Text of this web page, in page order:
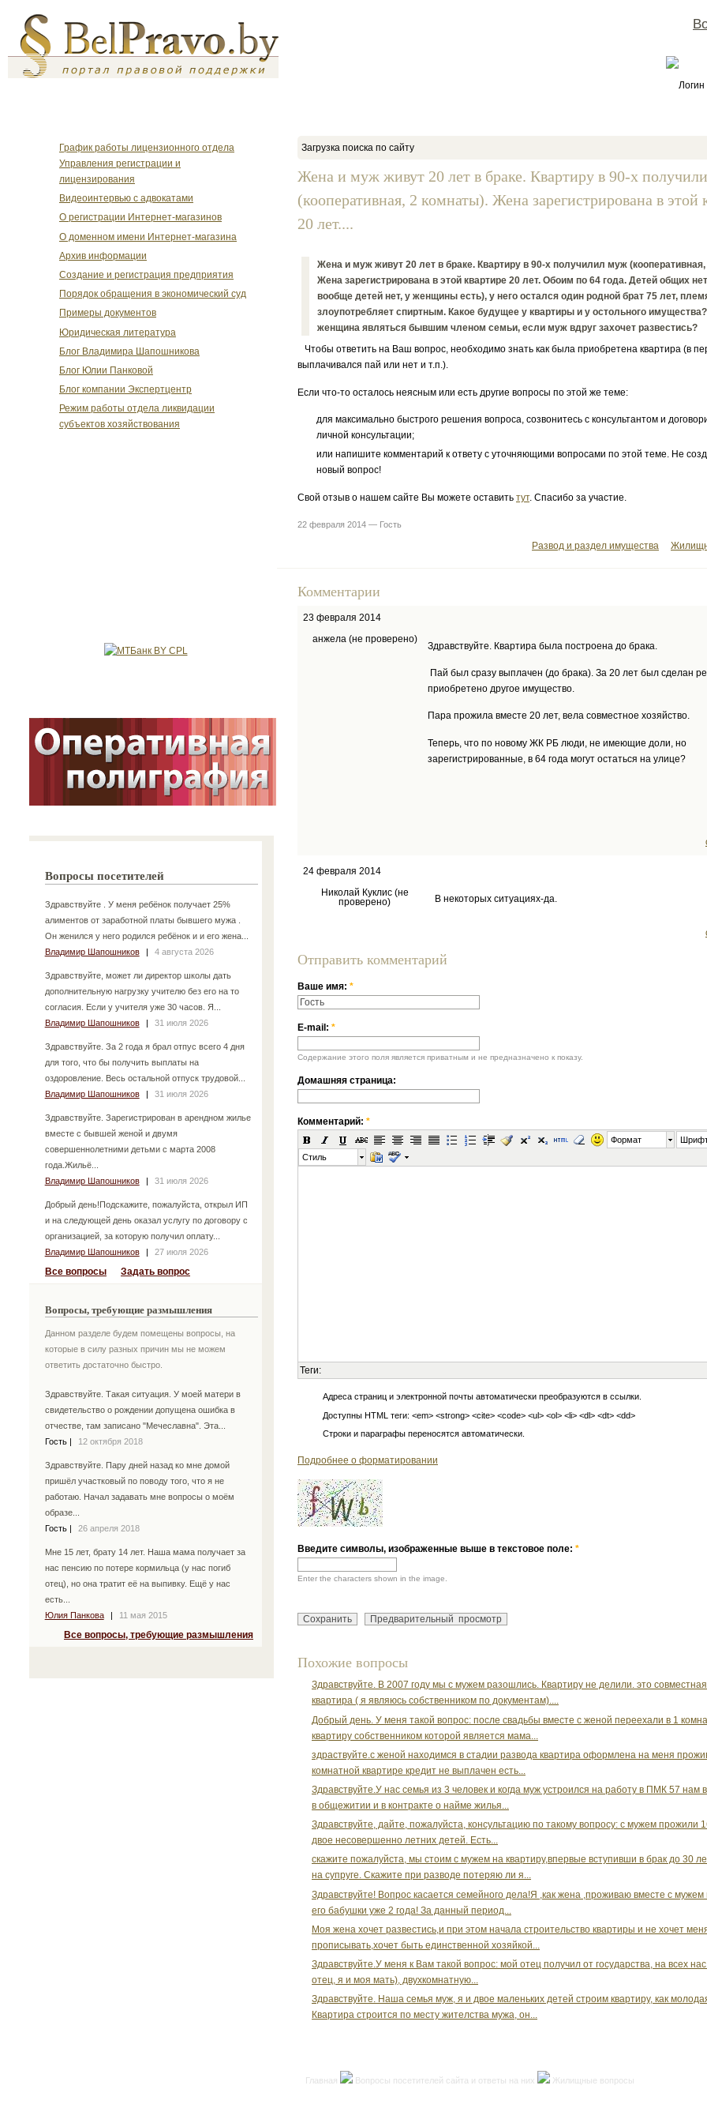
Логин
График работы лицензионного отдела
Управления регистрации и
лицензирования
Видеоинтервью с адвокатами
О регистрации Интернет-магазинов
О доменном имени Интернет-магазина
Архив информации
Создание и регистрация предприятия
Порядок обращения в экономический суд
Примеры документов
Юридическая литература
Блог Владимира Шапошникова
Блог Юлии Панковой
Блог компании Экспертцентр
Режим работы отдела ликвидации
субъектов хозяйствования
Вопросы посетителей
Здравствуйте . У меня ребёнок получает 25%
алиментов от заработной платы бывшего мужа .
Он женился у него родился ребёнок и и его жена...
Владимир Шапошников
| 4 августа 2026
Здравствуйте, может ли директор школы дать
дополнительную нагрузку учителю без его на то
согласия. Если у учителя уже 30 часов. Я...
Владимир Шапошников
| 31 июля 2026
Здравствуйте. За 2 года я брал отпус всего 4 дня
для того, что бы получить выплаты на
оздоровление. Весь остальной отпуск трудовой...
Владимир Шапошников
| 31 июля 2026
Здравствуйте. Зарегистрирован в арендном жилье
вместе с бывшей женой и двумя
совершеннолетними детьми с марта 2008
года.Жильё...
Владимир Шапошников
| 31 июля 2026
Добрый день!Подскажите, пожалуйста, открыл ИП
и на следующей день оказал услугу по договору с
организацией, за которую получил оплату...
Владимир Шапошников
| 27 июля 2026
Все вопросы Задать вопрос
Вопросы, требующие размышления
Данном разделе будем помещены вопросы, на
которые в силу разных причин мы не можем
ответить достаточно быстро.
Здравствуйте. Такая ситуация. У моей матери в
свидетельство о рождении допущена ошибка в
отчестве, там записано "Мечеславна". Эта...
Гость
12 октября 2018
Здравствуйте. Пару дней назад ко мне домой
пришёл участковый по поводу того, что я не
работаю. Начал задавать мне вопросы о моём
образе...
Гость
26 апреля 2018
Мне 15 лет, брату 14 лет. Наша мама получает за
нас пенсию по потере кормильца (у нас погиб
отец), но она тратит её на выпивку. Ещё у нас
есть...
Юлия Панкова
11 мая 2015
Все вопросы, требующие размышления
Загрузка поиска по сайту
Жена и муж живут 20 лет в браке. Квартиру в 90-х
(кооперативная, 2 комнаты). Жена зарегистрирована в этой
20 лет....
Жена и муж живут 20 лет в браке. Квартиру в 90-х получилил муж
Жена зарегистрирована в этой квартире 20 лет. Обоим по 64 года. Детей общих
вообще детей нет, у женщины есть), у него остался один родной брат 75 лет,
злоупотребляет спиртным. Какое будущее у квартиры и у остольного
женщина являться бывшим членом семьи, если муж вдруг захочет развестись?
Чтобы ответить на Ваш вопрос, необходимо знать как была приобретена квартира (в
выплачивался пай или нет и т.п.).
Если что-то осталось неясным или есть другие вопросы по этой же теме:
для максимально быстрого решения вопроса, созвонитесь с консультантом и
личной консультации;
или напишите комментарий к ответу с уточняющими вопросами по этой теме. Не
новый вопрос!
Свой отзыв о нашем сайте Вы можете оставить тут. Спасибо за участие.
22 февраля 2014 — Гость
Развод и раздел имущества
Комментарии
23 февраля 2014
анжела (не проверено)
Здравствуйте. Квартира была построена до брака.
Пай был сразу выплачен (до брака). За 20 лет был сделан
приобретено другое имущество.
Пара прожила вместе 20 лет, вела совместное хозяйство.
Теперь, что по новому ЖК РБ люди, не имеющие доли, но
зарегистрированные, в 64 года могут остаться на улице?
24 февраля 2014
Николай Куклис (не
проверено)
В некоторых ситуациях-да.
Отправить комментарий
Ваше имя: *
E-mail: *
Содержание этого поля является приватным и не предназначено к показу.
Домашняя страница:
Комментарий: *
Формат
Стиль
Теги:
Адреса страниц и электронной почты автоматически преобразуются в ссылки.
Доступны HTML теги: <em> <strong> <cite> <code> <ul> <ol> <li> <dl> <dt> <dd>
Строки и параграфы переносятся автоматически.
Подробнее о форматировании
Введите символы, изображенные выше в текстовое поле: *
Enter the characters shown in the image.
Похожие вопросы
Здравствуйте. В 2007 году мы с мужем разошлись. Квартиру не делили. это
квартира ( я являюсь собственником по документам)....
Добрый день. У меня такой вопрос: после свадьбы вместе с женой переехали в 1
квартиру собственником которой является мама...
здраствуйте.с женой находимся в стадии развода квартира оформлена на меня
комнатной квартире кредит не выплачен есть...
Здравствуйте.У нас семья из 3 человек и когда муж устроился на работу в ПМК 57 нам
в общежитии и в контракте о найме жилья...
Здравствуйте, дайте, пожалуйста, консультацию по такому вопросу: с мужем прожили
двое несовершенно летних детей. Есть...
скажите пожалуйста, мы стоим с мужем на квартиру,впервые вступивши в брак до 30
на супруге. Скажите при разводе потеряю ли я...
Здравствуйте! Вопрос касается семейного дела!Я ,как жена ,проживаю вместе с мужем
его бабушки уже 2 года! За данный период...
Моя жена хочет развестись,и при этом начала строительство квартиры и не хочет
прописывать,хочет быть единственной хозяйкой...
Здравствуйте.У меня к Вам такой вопрос: мой отец получил от государства, на всех
отец, я и моя мать), двухкомнатную...
Здравствуйте. Наша семья муж, я и двое маленьких детей строим квартиру, как
Квартира строится по месту жителства мужа, он...
Главная Вопросы посетителей сайта и ответы на них Жилищные вопросы